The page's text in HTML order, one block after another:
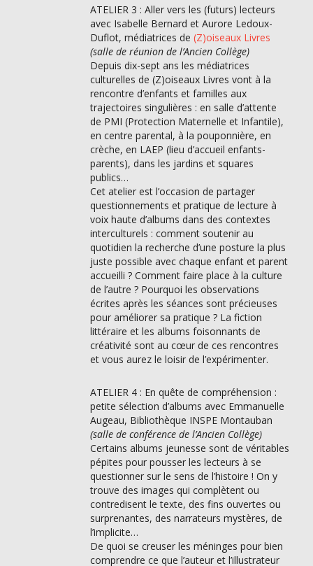
ATELIER 3 : Aller vers les (futurs) lecteurs
avec Isabelle Bernard et Aurore Ledoux-
Duflot, médiatrices de (Z)oiseaux Livres
(salle de réunion de l’Ancien Collège)
Depuis dix-sept ans les médiatrices
culturelles de (Z)oiseaux Livres vont à la
rencontre d’enfants et familles aux
trajectoires singulières : en salle d’attente
de PMI (Protection Maternelle et Infantile),
en centre parental, à la pouponnière, en
crèche, en LAEP (lieu d’accueil enfants-
parents), dans les jardins et squares
publics…
Cet atelier est l’occasion de partager
questionnements et pratique de lecture à
voix haute d’albums dans des contextes
interculturels : comment soutenir au
quotidien la recherche d’une posture la plus
juste possible avec chaque enfant et parent
accueilli ? Comment faire place à la culture
de l’autre ? Pourquoi les observations
écrites après les séances sont précieuses
pour améliorer sa pratique ? La fiction
littéraire et les albums foisonnants de
créativité sont au cœur de ces rencontres
et vous aurez le loisir de l’expérimenter.
ATELIER 4 : En quête de compréhension :
petite sélection d’albums avec Emmanuelle
Augeau, Bibliothèque INSPE Montauban
(salle de conférence de l’Ancien Collège)
Certains albums jeunesse sont de véritables
pépites pour pousser les lecteurs à se
questionner sur le sens de l’histoire ! On y
trouve des images qui complètent ou
contredisent le texte, des fins ouvertes ou
surprenantes, des narrateurs mystères, de
l’implicite…
De quoi se creuser les méninges pour bien
comprendre ce que l’auteur et l’illustrateur